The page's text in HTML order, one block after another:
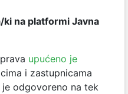
na platformi Javna
upućeno je
i zastupnicama
odgovoreno na tek